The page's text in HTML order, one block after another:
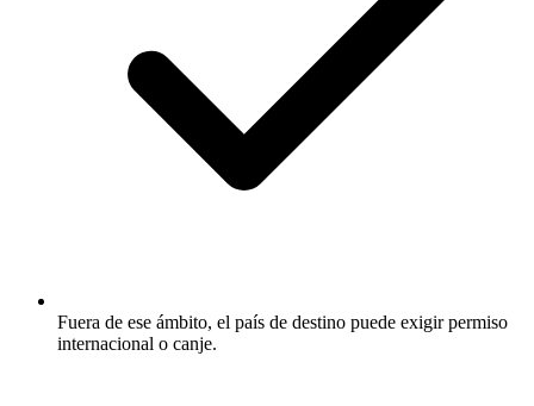
Fuera de ese ámbito, el país de destino puede exigir permiso
internacional o canje.